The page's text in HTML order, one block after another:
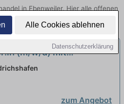
Alle Cookies ablehnen
Datenschutzerklärung
in Ebenweiler. Hier alle offenen
und Handel vergleichen.
(m/w/d) mit
zum/-r
zum Angebot